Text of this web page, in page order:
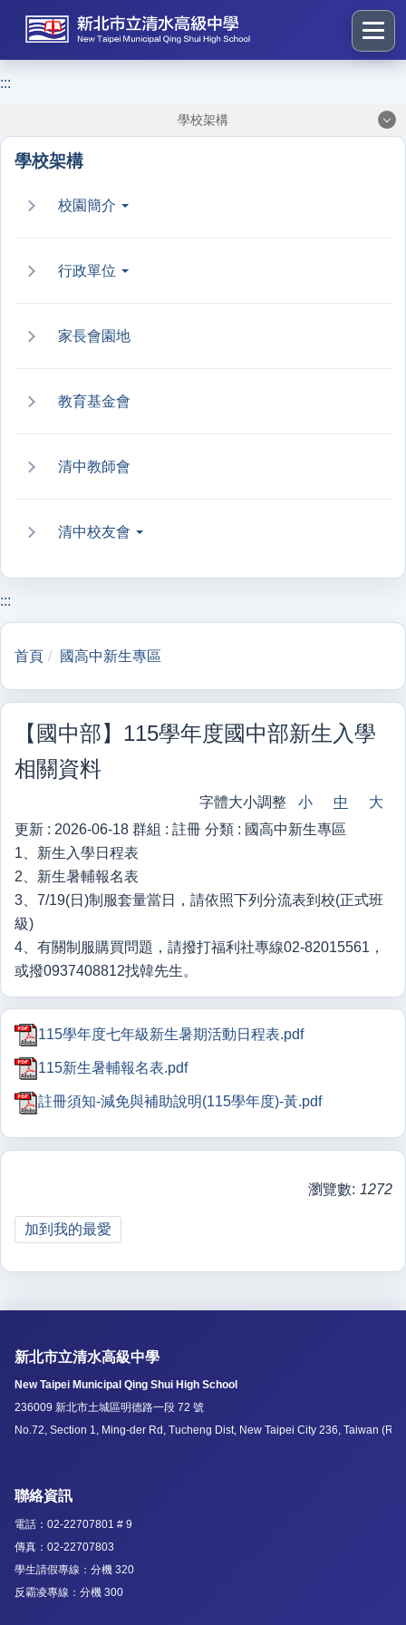
到
塊
:::
學校架構
學校架構
校園簡介
行政單位
家長會園地
教育基金會
清中教師會
清中校友會
:::
首頁 國高中新生專區
【國中部】115學年度國中部新生入學
相關資料
字體大小調整 小 中
大
更新 : 2026-06-18 群組 : 註冊 分類 : 國高中新生專區
1、新生入學日程表
2、新生暑輔報名表
3、7/19(日)制服套量當日，請依照下列分流表到校(正式班
級)
4、有關制服購買問題，請撥打福利社專線02-82015561，
或撥0937408812找韓先生。
115學年度七年級新生暑期活動日程表.pdf
115新生暑輔報名表.pdf
註冊須知-減免與補助說明(115學年度)-黃.pdf
瀏覽數: 1272
加到我的最愛
新北市立清水高級中學
New Taipei Municipal Qing Shui High School
236009 新北市土城區明德路一段 72 號
No.72, Section 1, Ming-der Rd, Tucheng Dist, New Taipei City 236, Taiwan
聯絡資訊
電話：02-22707801 # 9
傳真：02-22707803
學生請假專線：分機 320
反霸凌專線：分機 300